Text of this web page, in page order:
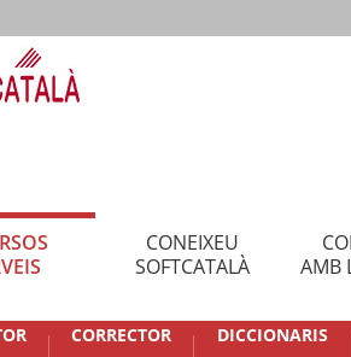
CONEIXEU
SOFTCATALÀ
AMB
CORRECTOR DICCIONARIS